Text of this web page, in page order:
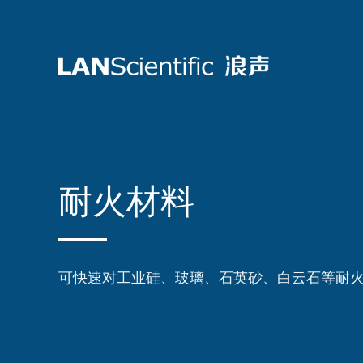
耐火材料
可快速对工业硅、玻璃、石英砂、白云石等耐